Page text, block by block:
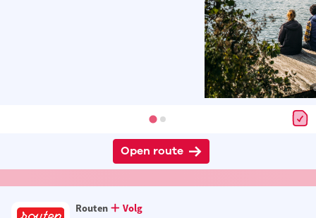
Open route
Routen
Volg